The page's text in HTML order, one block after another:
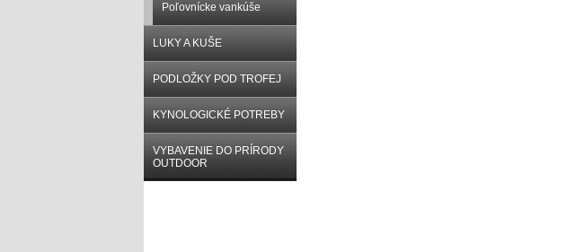
Poľovnícke vankúše
LUKY A KUŠE
PODLOŽKY POD TROFEJ
KYNOLOGICKÉ POTREBY
VYBAVENIE DO PRÍRODY
OUTDOOR